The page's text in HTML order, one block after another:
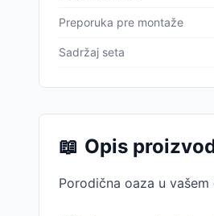
Preporuka pre montaže
Sadržaj seta
📖 Opis
Porodična oaza u